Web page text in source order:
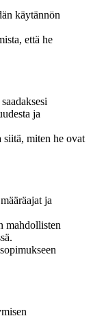
käytännön
että he
ja
miten he ovat
ja
mahdollisten